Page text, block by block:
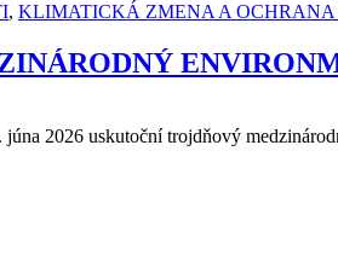
, KLIMATICKÁ ZMENA A OCHRANA
2026 uskutoční trojdňový